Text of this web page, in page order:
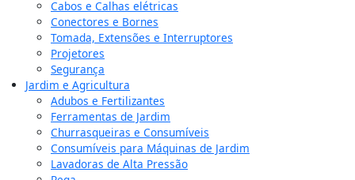
Cabos e Calhas elétricas
Conectores e Bornes
Tomada, Extensões e Interruptores
Projetores
Segurança
Jardim e Agricultura
Adubos e Fertilizantes
Ferramentas de Jardim
Churrasqueiras e Consumíveis
Consumíveis para Máquinas de Jardim
Lavadoras de Alta Pressão